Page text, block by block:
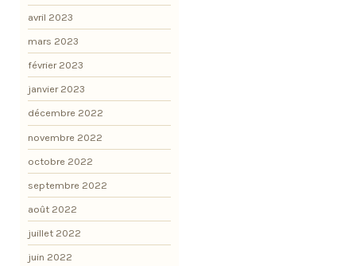
avril 2023
mars 2023
février 2023
janvier 2023
décembre 2022
novembre 2022
octobre 2022
septembre 2022
août 2022
juillet 2022
juin 2022